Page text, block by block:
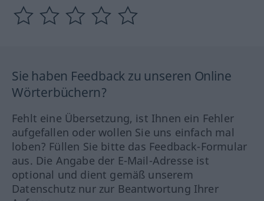
Sie haben Feedback zu unseren Online
Wörterbüchern?
Fehlt eine Übersetzung, ist Ihnen ein Fehler
aufgefallen oder wollen Sie uns einfach mal
loben? Füllen Sie bitte das Feedback-Formular
aus. Die Angabe der E-Mail-Adresse ist
optional und dient gemäß unserem
Datenschutz nur zur Beantwortung Ihrer